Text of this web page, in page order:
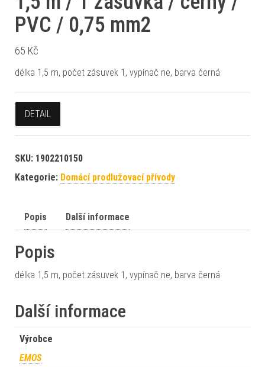
PVC / 0,75 mm2
65 Kč
délka 1,5 m, počet zásuvek 1, vypínač ne, barva černá
DETAIL
SKU: 1902210150
Kategorie: Domácí prodlužovací přívody
Popis Další informace
Popis
délka 1,5 m, počet zásuvek 1, vypínač ne, barva černá
Další informace
Výrobce
EMOS